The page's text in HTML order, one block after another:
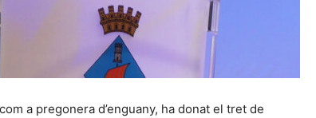
a pregonera d’enguany, ha donat el tret de